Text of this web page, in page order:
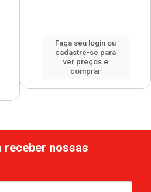
Faça seu login ou
cadastre-se para
ver preços e
comprar
receber nossas